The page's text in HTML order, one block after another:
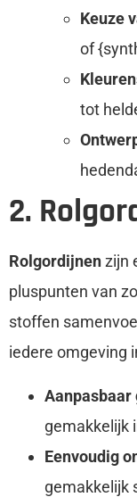
Keuze
of
tot
2.
Rolgordijnenzijn
pluspunten van
stoffen
iedere omgeving
Aanpasbaar
gemakkelijk
Eenvoudig
gemakkelijk